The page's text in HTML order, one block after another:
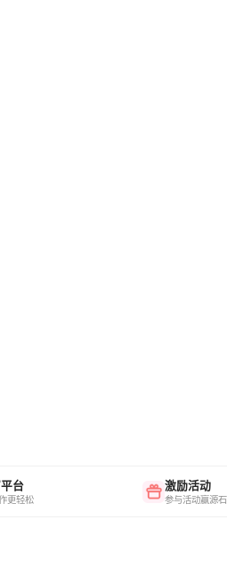
台
更轻松
激励活动
参与活动赢源石